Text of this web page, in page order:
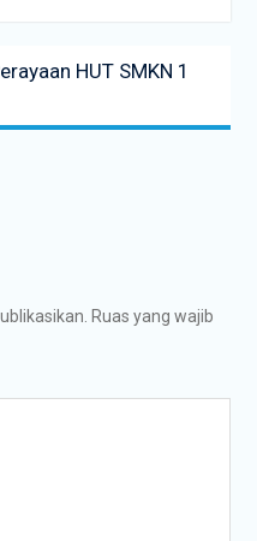
HUT SMKN 1
Ruas yang wajib